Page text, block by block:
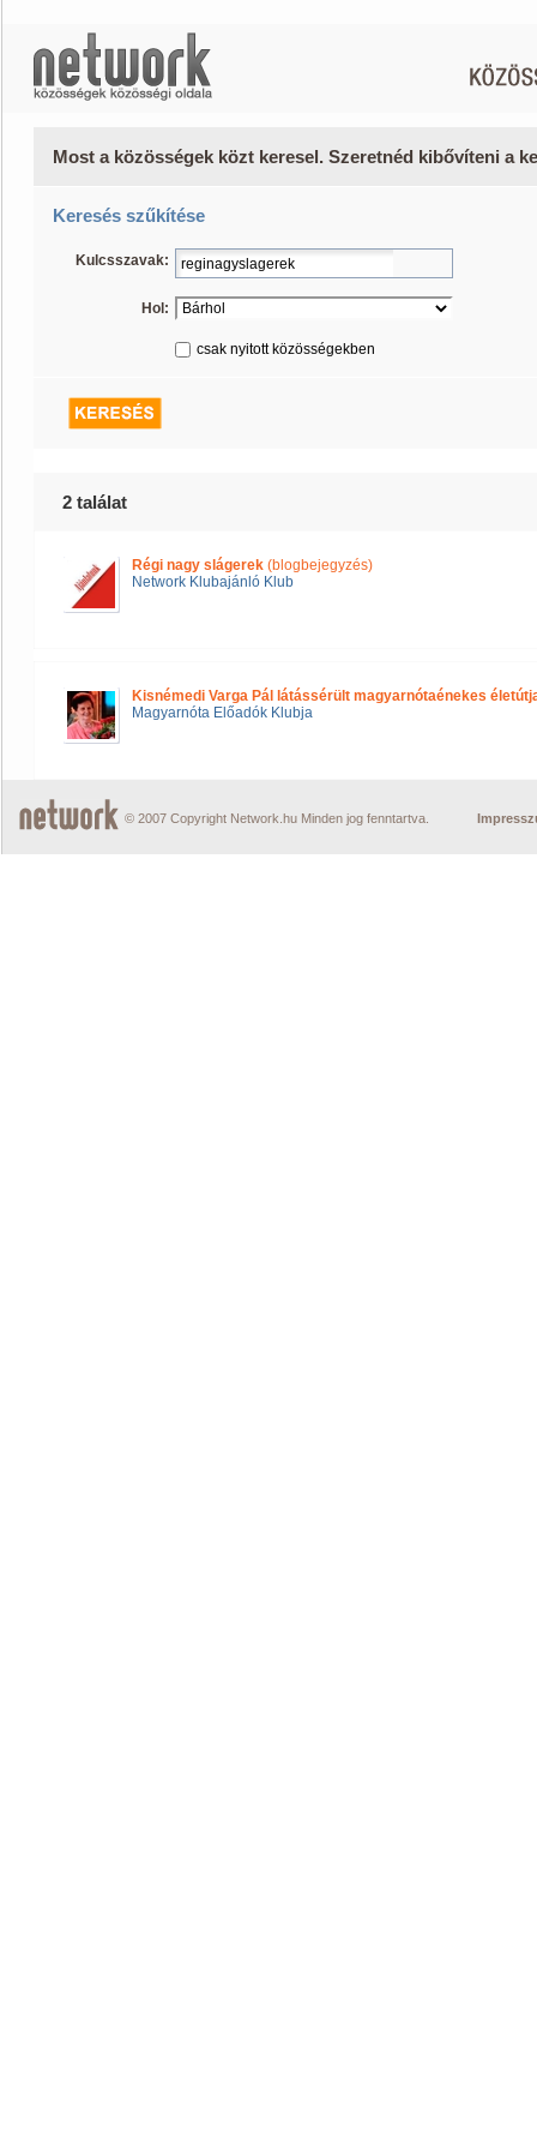
Most a közösségek közt keresel. Szeretnéd kibővíteni a
Keresés szűkítése
Kulcsszavak:
Hol:
csak nyitott közösségekben
2 találat
Régi nagy slágerek (blogbejegyzés)
Network Klubajánló Klub
Kisnémedi Varga Pál látássérült magyarnótaénekes
Magyarnóta Előadók Klubja
© 2007 Copyright Network.hu Minden jog fenntartva.